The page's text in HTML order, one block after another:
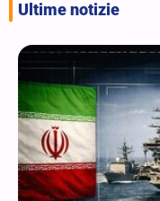
Ultime notizie